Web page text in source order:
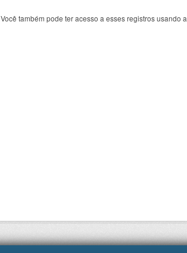
Você também pode ter acesso a esses registros usando a